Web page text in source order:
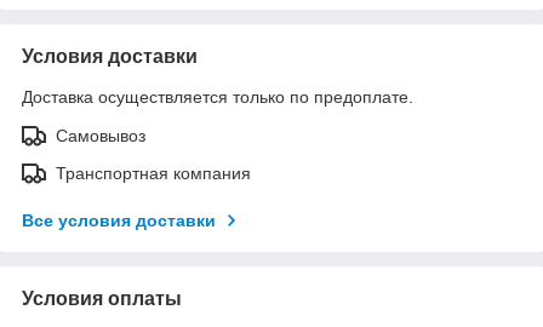
Условия доставки
Доставка осуществляется только по предоплате.
Самовывоз
Транспортная компания
Все условия доставки
Условия оплаты